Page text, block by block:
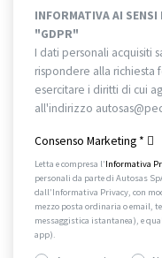
INFORMATIVA AI
"GDPR"
I dati personali acquisiti
rispondere alla richiesta
esercitare i diritti di cui
all'indirizzo
Consenso Marketing *
Letta e compresa l’Informativa
personali da parte di Autosas
dall’Informativa Privacy, con
mezzo posta ordinaria o email,
messaggistica istantanea), e
app).